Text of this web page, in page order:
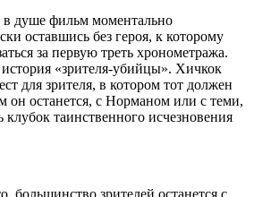
в душе фильм моментально
оставшись без героя, к которому
за первую треть хронометража.
«зрителя-убийцы». Хичкок
для зрителя, в котором тот должен
он останется, с Норманом или с теми,
клубок таинственного исчезновения
большинство зрителей останется с